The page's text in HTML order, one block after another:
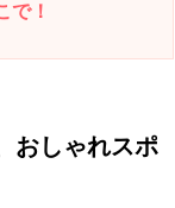
で！
おしゃれスポ